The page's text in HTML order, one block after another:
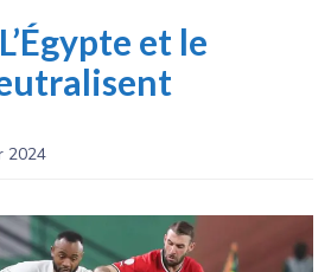
et le
2024